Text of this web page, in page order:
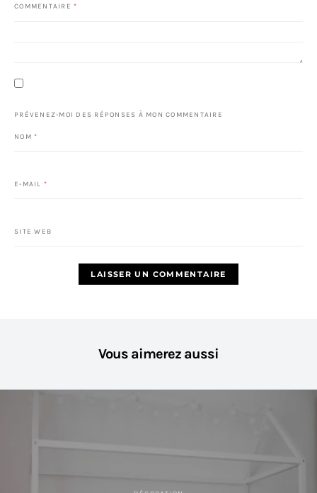
COMMENTAIRE *
PRÉVENEZ-MOI DES RÉPONSES À MON COMMENTAIRE
NOM *
E-MAIL *
SITE WEB
Vous aimerez aussi